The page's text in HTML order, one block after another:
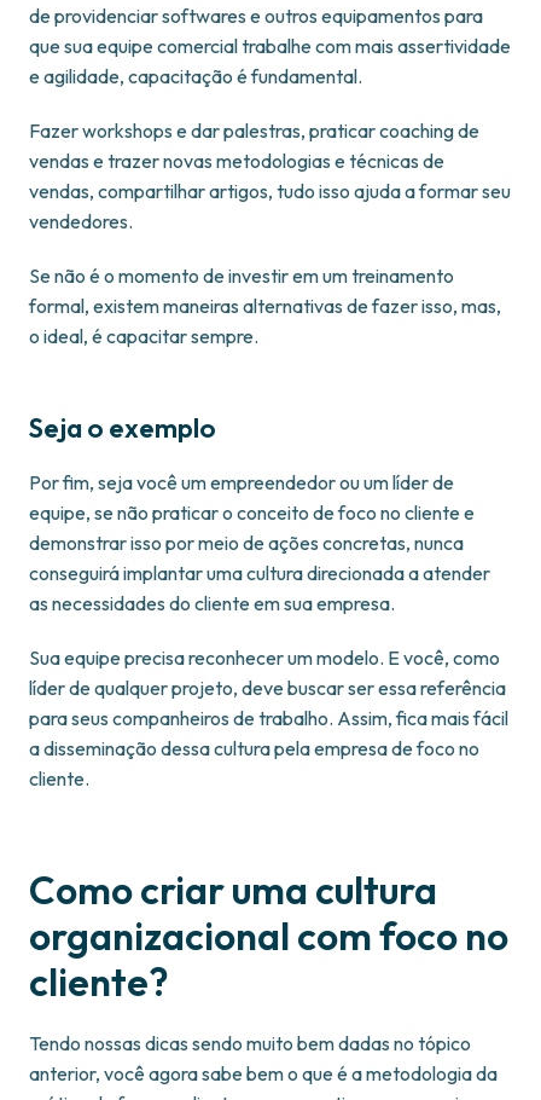
de providenciar softwares e outros equipamentos para
que sua equipe comercial trabalhe com mais assertividade
e agilidade, capacitação é fundamental.
Fazer workshops e dar palestras, praticar coaching de
vendas e trazer novas metodologias e técnicas de
vendas, compartilhar artigos, tudo isso ajuda a formar seu
vendedores.
Se não é o momento de investir em um treinamento
formal, existem maneiras alternativas de fazer isso, mas,
o ideal, é capacitar sempre.
Seja o exemplo
Por fim, seja você um empreendedor ou um líder de
equipe, se não praticar o conceito de foco no cliente e
demonstrar isso por meio de ações concretas, nunca
conseguirá implantar uma cultura direcionada a atender
as necessidades do cliente em sua empresa.
Sua equipe precisa reconhecer um modelo. E você, como
líder de qualquer projeto, deve buscar ser essa referência
para seus companheiros de trabalho. Assim, fica mais fácil
a disseminação dessa cultura pela empresa de foco no
cliente.
Como criar uma cultura
organizacional com foco no
cliente?
Tendo nossas dicas sendo muito bem dadas no tópico
anterior, você agora sabe bem o que é a metodologia da